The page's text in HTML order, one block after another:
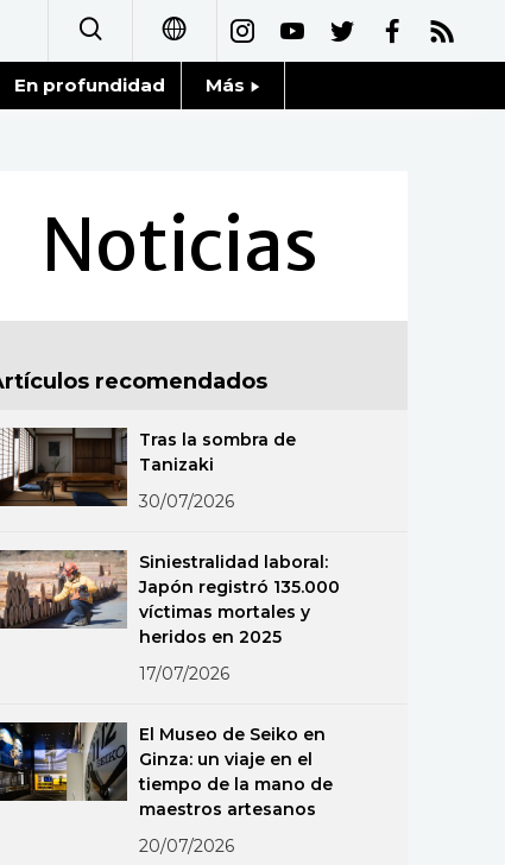
日本語
简体字
繁體字
العربية
Русский
En profundidad Más
Fragmentos de Japón
Gente
Blog
Tokio
Avisos
Noticias
recomendados
Tras la sombra de
Tanizaki
30/07/2026
Siniestralidad laboral:
Japón registró 135.000
víctimas mortales y
heridos en 2025
17/07/2026
El Museo de Seiko en
Ginza: un viaje en el
tiempo de la mano de
maestros artesanos
20/07/2026